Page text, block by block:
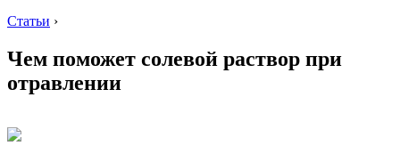
Статьи ›
Чем поможет солевой раствор при
отравлении